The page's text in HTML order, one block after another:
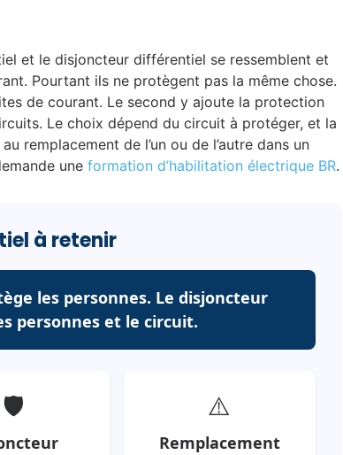
et le disjoncteur différentiel se ressemblent et
Pourtant ils ne protègent pas la même chose.
de courant. Le second y ajoute la protection
Le choix dépend du circuit à protéger, et la
remplacement de l’un ou de l’autre dans un
une formation d’habilitation électrique BR.
à retenir
les personnes. Le disjoncteur
personnes et le circuit.
🛡️ ⚠️
Remplacement